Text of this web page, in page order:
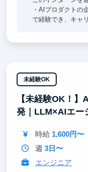
・AIプロダクト
で経験でき、キャ
る人材」に近づける
・エンタメ・通信
の課題に触れ、技
身につく
・立ち上げ期のAI
未経験OK
【未経験OK！
発｜LLM×AIエー
時給 1,600円〜
週 3日〜
エンジニア